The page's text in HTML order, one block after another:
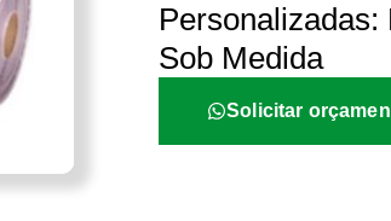
Sob Medida
Solicitar